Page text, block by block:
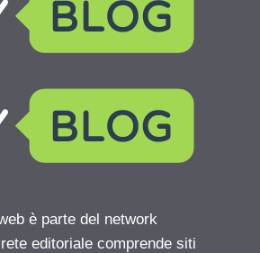
è parte del network
editoriale comprende siti